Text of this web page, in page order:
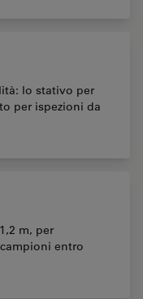
lo stativo per
per ispezioni da
m, per
entro